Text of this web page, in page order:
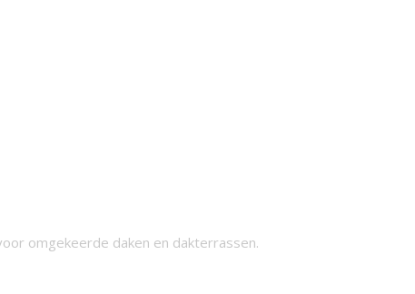
omgekeerde daken en dakterrassen.